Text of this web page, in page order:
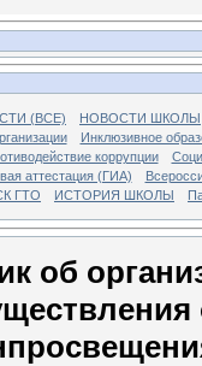
(ВСЕ)
НОВОСТИ ШКОЛЫ
Инклюзивное
коррупции
аттестация (ГИА)
ГТО ИСТОРИЯ ШКОЛЫ
об